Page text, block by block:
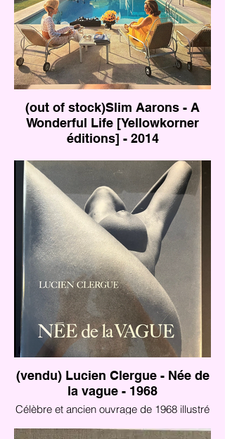
(out of stock)Slim Aarons - A
Wonderful Life [Yellowkorner
éditions] - 2014
(vendu) Lucien Clergue - Née de
la vague - 1968
Célèbre et ancien ouvrage de 1968 illustré
page du photographe Lucien Clergue.